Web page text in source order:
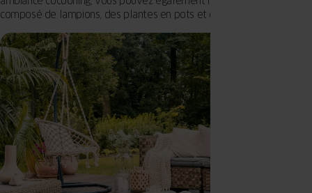
composé de lampions, des plantes en pots et des tapis de terrasse.